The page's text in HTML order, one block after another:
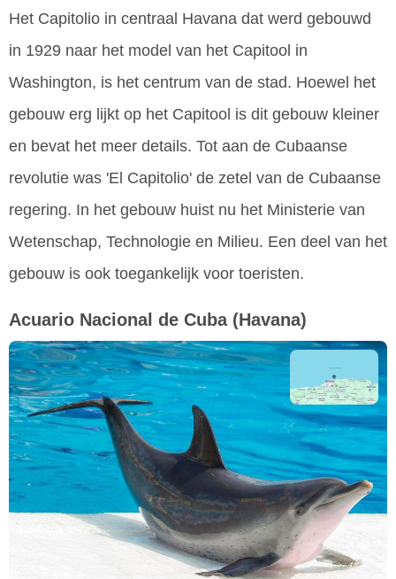
Het Capitolio in centraal Havana dat werd gebouwd
in 1929 naar het model van het Capitool in
Washington, is het centrum van de stad. Hoewel het
gebouw erg lijkt op het Capitool is dit gebouw kleiner
en bevat het meer details. Tot aan de Cubaanse
revolutie was 'El Capitolio' de zetel van de Cubaanse
regering. In het gebouw huist nu het Ministerie van
Wetenschap, Technologie en Milieu. Een deel van het
gebouw is ook toegankelijk voor toeristen.
Acuario Nacional de Cuba (Havana)